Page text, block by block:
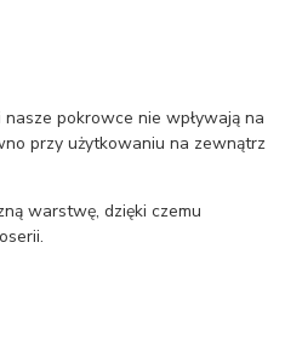
pokrowce nie wpływają na
przy użytkowaniu na zewnątrz
warstwę, dzięki czemu